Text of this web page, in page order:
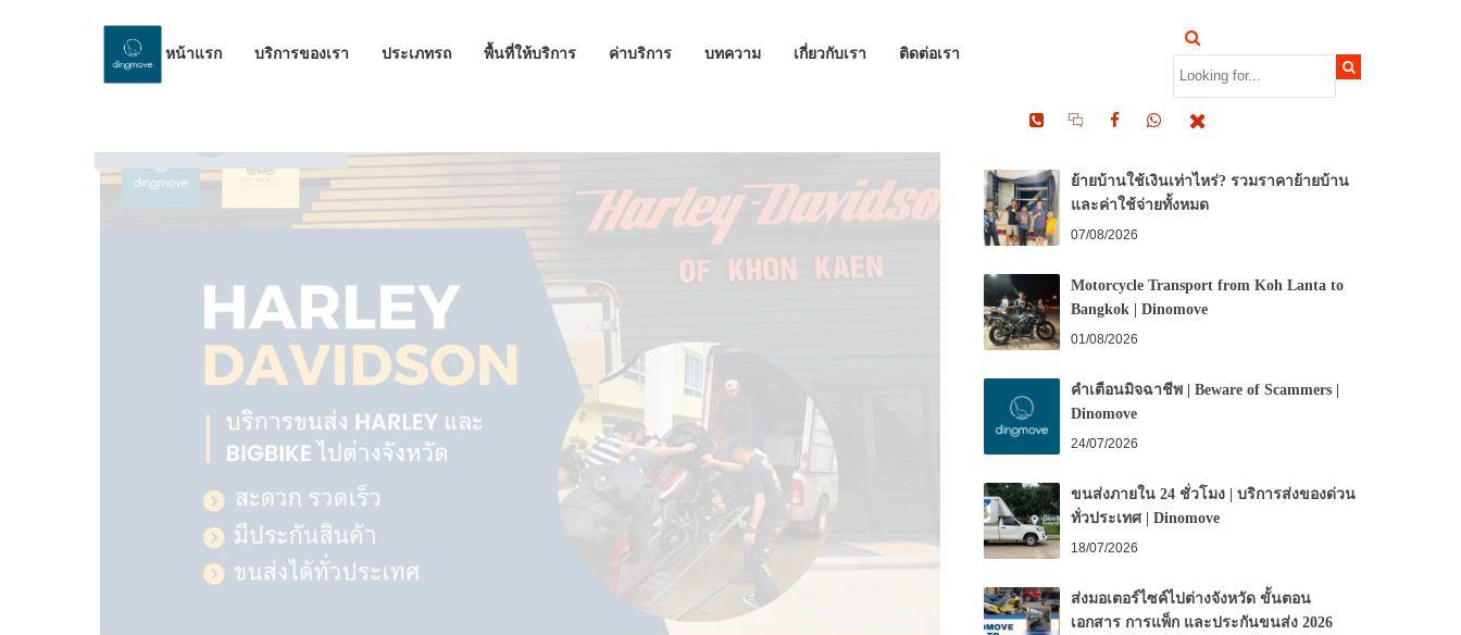
หน้าแรก บริการของเรา ประเภทรถ พื้นที่ให้บริการ ค่าบริการ บทความ เกี่ยวกับเรา ติดต่อเรา
RECENT POSTS
ย้ายบ้านใช้เงินเท่าไหร่? รวมราคาย้ายบ้าน
และค่าใช้จ่ายทั้งหมด
07/08/2026
Motorcycle Transport from Koh Lanta to
Bangkok | Dinomove
01/08/2026
คำเตือนมิจฉาชีพ | Beware of Scammers |
Dinomove
24/07/2026
ขนส่งภายใน 24 ชั่วโมง | บริการส่งของด่วน
ทั่วประเทศ | Dinomove
18/07/2026
ส่งมอเตอร์ไซค์ไปต่างจังหวัด ขั้นตอน
เอกสาร การแพ็ก และประกันขนส่ง 2026